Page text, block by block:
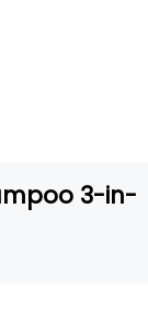
3-in-